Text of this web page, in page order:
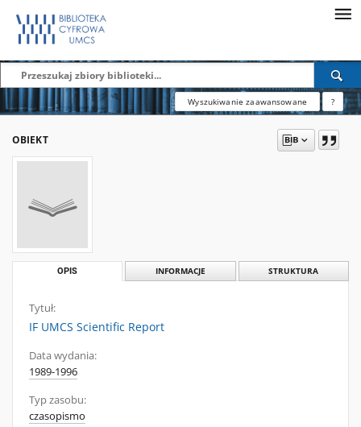
Wyszukiwanie zaawansowane ?
OBIEKT
OPIS INFORMACJE STRUKTURA
Tytuł:
IF UMCS Scientific Report
Data wydania:
1989-1996
Typ zasobu:
czasopismo